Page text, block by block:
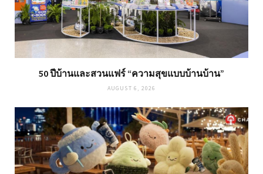
50 ปีบ้านและสวนแฟร์ “ความสุขแบบบ้านบ้าน”
AUGUST 6, 2026